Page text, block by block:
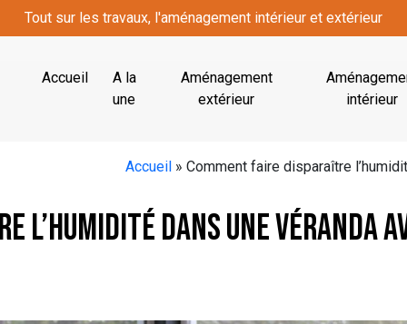
Tout sur les travaux, l'aménagement intérieur et extérieur
Accueil
A la
une
Aménagement
extérieur
intérieur
Accueil » Comment faire disparaître
l’humidité dans une véranda